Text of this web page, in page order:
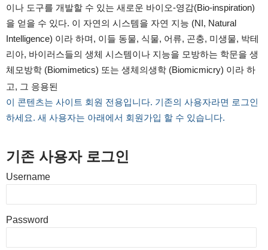
이나 도구를 개발할 수 있는 새로운 바이오-영감(Bio-inspiration)
을 얻을 수 있다. 이 자연의 시스템을 자연 지능 (NI, Natural
Intelligence) 이라 하며, 이들 동물, 식물, 어류, 곤충, 미생물, 박테
리아, 바이러스들의 생체 시스템이나 지능을 모방하는 학문을 생
체모방학 (Biomimetics) 또는 생체의생학 (Biomicmicry) 이라 하
고, 그 응용된
이 콘텐츠는 사이트 회원 전용입니다. 기존의 사용자라면 로그인
하세요. 새 사용자는 아래에서 회원가입 할 수 있습니다.
기존 사용자 로그인
Username
Password